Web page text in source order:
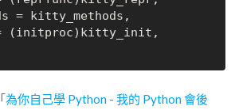
為你自己學 Python - 我的 Python 會後